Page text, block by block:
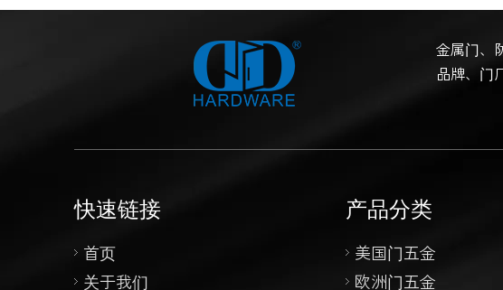
金属门、
品牌、门
快速链接
首页
关于我们
产品分类
美国门五金
欧洲门五金